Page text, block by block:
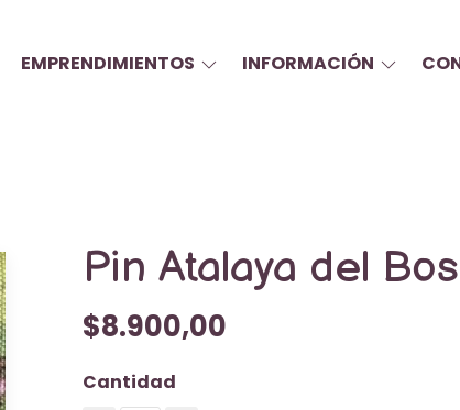
EMPRENDIMIENTOS INFORMACIÓN
Pin Atalaya del
$8.900,00
Cantidad